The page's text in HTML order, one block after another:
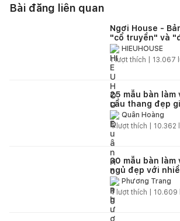
Bài đăng liên quan
Ngơi House -
"cổ truyền" và
HIEUHOUSE
1lượt thích | 13.067
25 mẫu bàn làm
cầu thang đẹp
tích tưởng
Quân Hoàng
4lượt thích | 10.362
30 mẫu bàn
ngủ đẹp với
thông minh cho
Phương Trang
4 lượt thích | 10.609